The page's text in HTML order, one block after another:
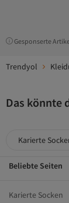
Gesponserte
Trendyol
Das könnte
Karierte
Beliebte Seiten
Karierte Socken